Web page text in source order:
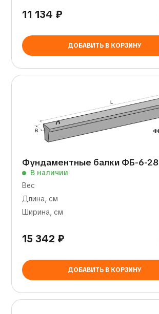
11 134 ₽
ДОБАВИТЬ В КОРЗИНУ
Фундаментные балки ФБ-6-28
В наличии
Вес
Длина, см
Ширина, см
15 342 ₽
ДОБАВИТЬ В КОРЗИНУ